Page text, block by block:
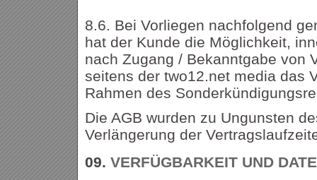
8.6. Bei Vorliegen nachfolgend
hat der Kunde die Möglichkeit,
nach Zugang / Bekanntgabe von
seitens der two12.net media das
Rahmen des
Die AGB wurden zu Ungunsten
Verlängerung der
09. VERFÜGBARKEIT UND